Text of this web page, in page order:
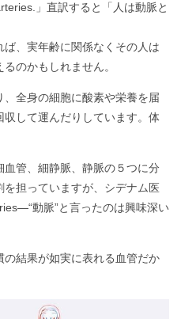
」直訳すると「人は動脈と
、実年齢に関係なくその人は
のかもしれません。
全身の細胞に酸素や栄養を届
して運んだりしています。体
管、細静脈、静脈の５つに分
担っていますが、シデナム医
動脈”と言ったのは興味深い
結果が如実に表れる血管だか